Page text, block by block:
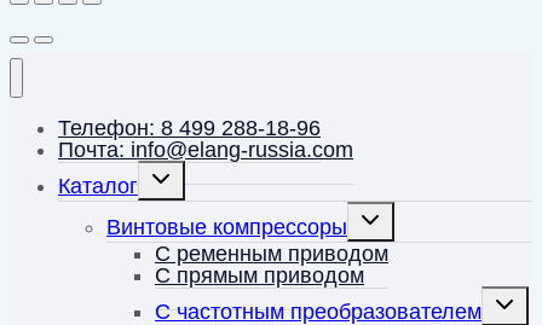
Телефон: 8 499 288-18-96
Почта: info@elang-russia.com
Каталог
Переключить
дочернее
Винтовые компрессоры
Переключить
меню
С ременным приводом
С прямым приводом
С частотным преобразователем